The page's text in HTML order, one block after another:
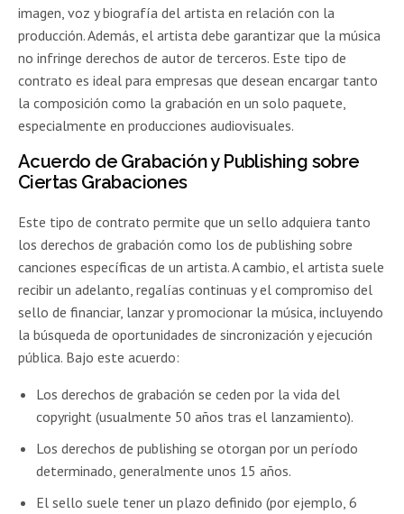
imagen, voz y biografía del artista en relación con la
producción. Además, el artista debe garantizar que la música
no infringe derechos de autor de terceros. Este tipo de
contrato es ideal para empresas que desean encargar tanto
la composición como la grabación en un solo paquete,
especialmente en producciones audiovisuales.
Acuerdo de Grabación y Publishing sobre
Ciertas Grabaciones
Este tipo de contrato permite que un sello adquiera tanto
los derechos de grabación como los de publishing sobre
canciones específicas de un artista. A cambio, el artista suele
recibir un adelanto, regalías continuas y el compromiso del
sello de financiar, lanzar y promocionar la música, incluyendo
la búsqueda de oportunidades de sincronización y ejecución
pública. Bajo este acuerdo:
Los derechos de grabación se ceden por la vida del
copyright (usualmente 50 años tras el lanzamiento).
Los derechos de publishing se otorgan por un período
determinado, generalmente unos 15 años.
El sello suele tener un plazo definido (por ejemplo, 6